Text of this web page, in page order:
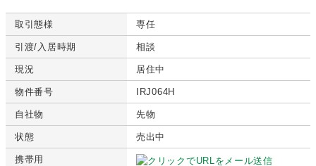
取引態様 専任
引渡/入居時期 相談
現況 居住中
物件番号 IRJ064H
自社物 先物
状態 売出中
携帯用